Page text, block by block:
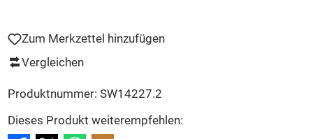
Zum Merkzettel hinzufügen
Vergleichen
Produktnummer: SW14227.2
Dieses Produkt weiterempfehlen: